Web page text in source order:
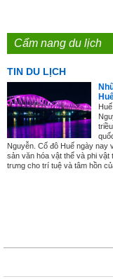
Cẩm nang du lịch
TIN DU LỊCH
Nguyễn. Cố đô Huế ngày nay
sản văn hóa vật thể và phi vật
trưng cho trí tuệ và tâm hồn